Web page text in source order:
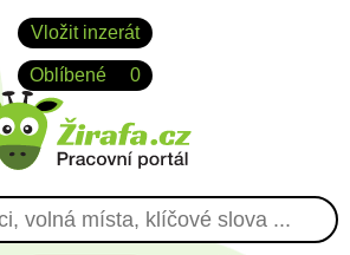
Vložit inzerát
Oblíbené 0